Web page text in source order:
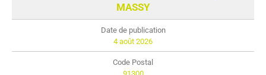
MASSY
4 août 2026